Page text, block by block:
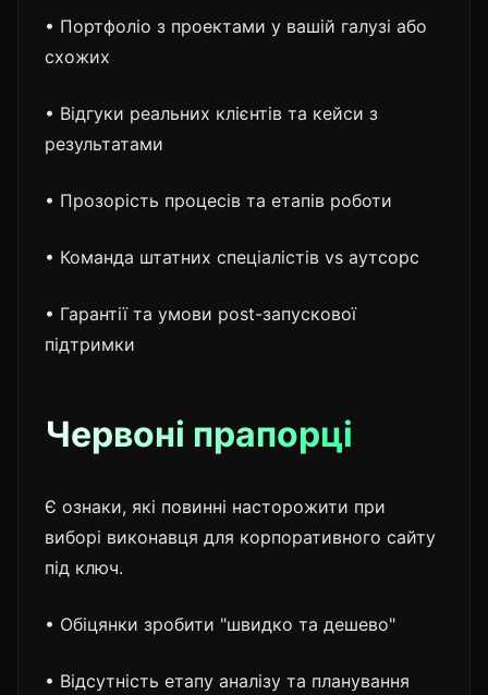
• Портфоліо з проектами у вашій галузі або
схожих
• Відгуки реальних клієнтів та кейси з
результатами
• Прозорість процесів та етапів роботи
• Команда штатних спеціалістів vs аутсорс
• Гарантії та умови post-запускової
підтримки
Червоні прапорці
Є ознаки, які повинні насторожити при
виборі виконавця для корпоративного сайту
під ключ.
• Обіцянки зробити "швидко та дешево"
• Відсутність етапу аналізу та планування